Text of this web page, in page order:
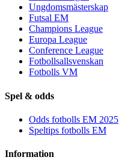
Ungdomsmästerskap
Futsal EM
Champions League
Europa League
Conference League
Fotbollsallsvenskan
Fotbolls VM
Spel & odds
Odds fotbolls EM 2025
Speltips fotbolls EM
Information